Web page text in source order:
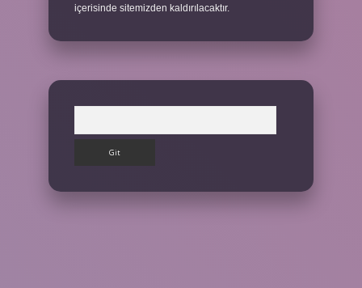
içerisinde sitemizden kaldırılacaktır.